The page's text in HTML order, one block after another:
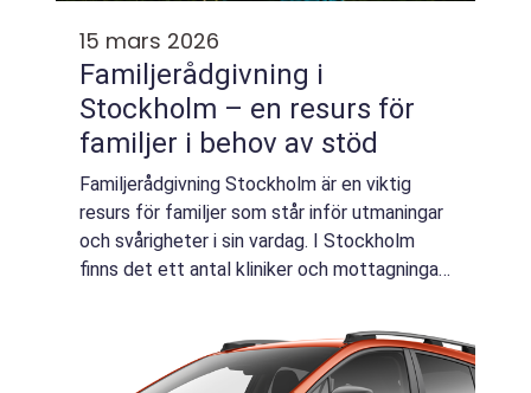
15 mars 2026
Familjerådgivning i
Stockholm – en resurs för
familjer i behov av stöd
Familjerådgivning Stockholm är en viktig
resurs för familjer som står inför utmaningar
och svårigheter i sin vardag. I Stockholm
finns det ett antal kliniker och mottagningar